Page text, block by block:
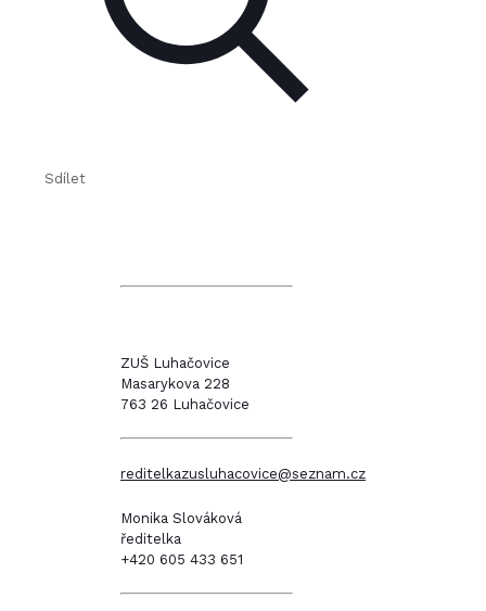
Sdílet
ZUŠ Luhačovice
Masarykova 228
763 26 Luhačovice
reditelkazusluhacovice@seznam.cz
Monika Slováková
ředitelka
+420 605 433 651